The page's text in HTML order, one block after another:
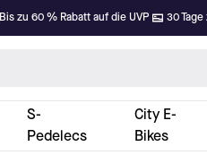
Bis zu 60 % Rabatt auf die UVP 30
S-
Pedelecs
City E-
Bikes